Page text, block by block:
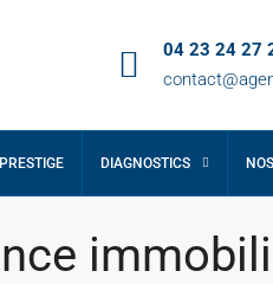
04 23 24 27
PRESTIGE DIAGNOSTICS